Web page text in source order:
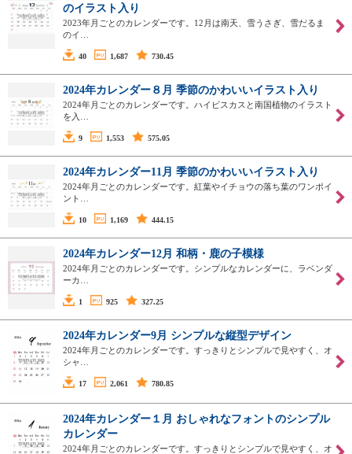
のイラスト入り
2023年月ごとのカレンダーです。12月は南天、雪うさぎ、雪だるま
のイ…
40 1,687 730.45
2024年カレンダー８月 季節のかわいいイラスト入り
2024年月ごとのカレンダーです。ハイビスカスと南国植物のイラスト
を入…
9 1,553 575.05
2024年カレンダー11月 季節のかわいいイラスト入り
2024年月ごとのカレンダーです。紅葉やイチョウの落ち葉のワンポイ
ント…
10 1,169 444.15
2024年カレンダー12月 和柄・鹿の子模様
2024年月ごとのカレンダーです。シンプルなカレンダーに、ラベンダ
ーカ…
1 925 327.25
2024年カレンダー9月 シンプルな縦型デザイン
2024年月ごとのカレンダーです。すっきりとシンプルで見やすく、オ
シャ…
17 2,061 780.85
2024年カレンダー１月 おしゃれなフォントのシンプル
カレンダー
2024年月ごとのカレンダーです。すっきりとシンプルで見やすく、オ